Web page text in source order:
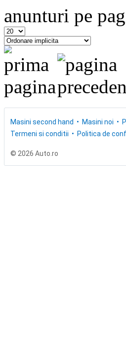
anunturi pe
Masini second hand Masini noi
Termeni si conditii
Politica de
© 2026 Auto.ro